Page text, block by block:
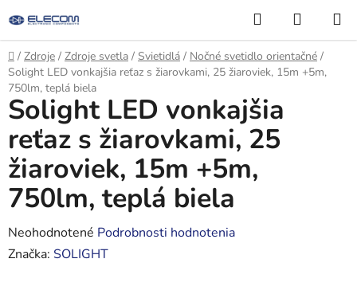
na
obsah
Hľadať
KOŠÍK
Domov
/ Zdroje / Zdroje svetla / Svietidlá / Nočné svetidlo orientačné /
Solight LED vonkajšia reťaz s žiarovkami, 25 žiaroviek, 15m +5m,
750lm, teplá biela
Solight LED vonkajšia
reťaz s žiarovkami, 25
žiaroviek, 15m +5m,
750lm, teplá biela
Priemerné
hodnotenie
Neohodnotené Podrobnosti hodnotenia
Značka: SOLIGHT